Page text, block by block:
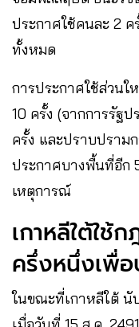
ประกาศใช้คนละ 2 ค
ทั้งหมด
การประกาศใช้ส่วนใ
10 ครั้ง (จากการรัฐป
ครั้ง และปราบปราม
ประกาศบางพื้นที่อีก
เหตุการณ์
เกาหลีใต้ใช้
ครึ่งหนึ่งเพื่อ
ในขณะที่เกาหลีใต้ นั